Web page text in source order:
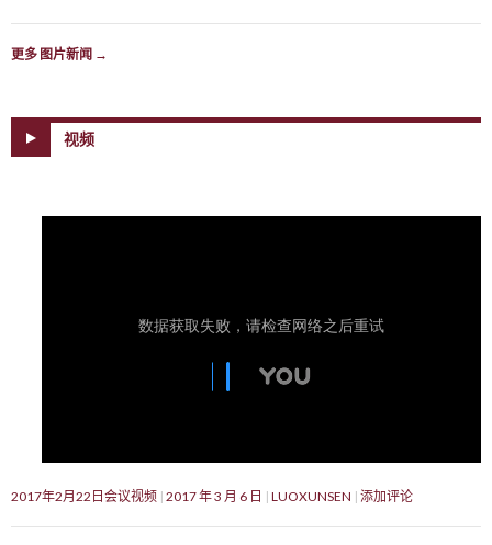
更多 图片新闻 →
视频
2017年2月22日会议视频 2017 年 3 月 6 日 LUOXUNSEN 添加评论